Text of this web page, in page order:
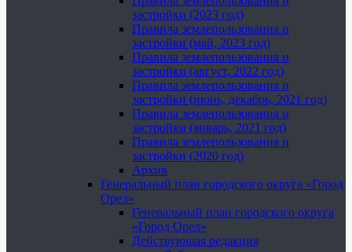
застройки (2023 год)
Правила землепользования и
застройки (май, 2023 год)
Правила землепользования и
застройки (август, 2022 год)
Правила землепользования и
застройки (июнь, декабрь, 2021 год)
Правила землепользования и
застройки (январь, 2021 год)
Правила землепользования и
застройки (2020 год)
Архив
Генеральный план городского округа «Город
Орел»
Генеральный план городского округа
«Город Орел»
Действующая редакция